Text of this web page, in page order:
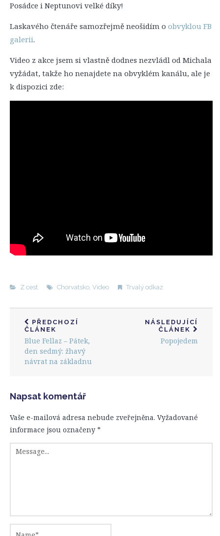
Posádce i Neptunovi velké díky!
Laskavého čtenáře samozřejmě neošidím o obvyklou FB
galerii.
Video z akce jsem si vlastně dodnes nezvládl od Michala
vyžádat, takže ho nenajdete na obvyklém kanálu, ale je
k dispozici zde:
Z cest Chorvatsko, Video Trvalý odkaz
PŘEDCHOZÍ
ČLÁNEK
Blue Fellaz – Pátek,
den sedmý: žhavý
návrat na základnu
NÁSLEDUJÍCÍ
ČLÁNEK
Popojedem
Napsat komentář
Vaše e-mailová adresa nebude zveřejněna. Vyžadované
informace jsou označeny *